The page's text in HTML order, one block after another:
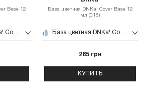
Base 12
База цветная DNKa' Cover Base 12 мл (005A)
База цветная DNKa' Cover Base 12
мл (016)
База цветная DNKa' Cover Base 12 мл (016)
285 грн
КУПИТЬ